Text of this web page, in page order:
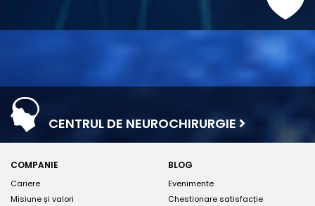
CENTRUL DE NEUROCHIRURGIE
COMPANIE
Cariere
Misiune și valori
BLOG
Evenimente
Chestionare satisfacție